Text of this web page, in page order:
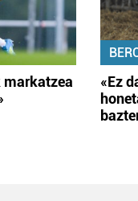
markatzea
«Ez